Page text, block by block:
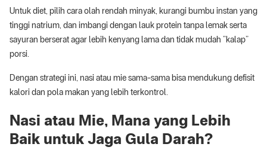
Untuk diet, pilih cara olah rendah minyak, kurangi bumbu instan yang
tinggi natrium, dan imbangi dengan lauk protein tanpa lemak serta
sayuran berserat agar lebih kenyang lama dan tidak mudah “kalap”
porsi.
Dengan strategi ini, nasi atau mie sama-sama bisa mendukung defisit
kalori dan pola makan yang lebih terkontrol.
Nasi atau Mie, Mana yang Lebih
Baik untuk Jaga Gula Darah?